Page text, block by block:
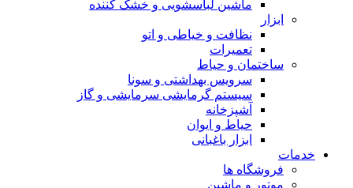
ماشین لباسشویی و خشک کننده
ابزار
نظافت و خیاطی و اتو
تعمیرات
ساختمان و حیاط
سرویس بهداشتی و سونا
سیستم گرمایشی سرمایشی و گاز
آشپزخانه
حیاط و ایوان
ابزار باغبانی
خدمات
فروشگاه ها
موتور و ماشین